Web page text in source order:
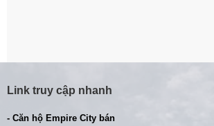
Link truy cập nhanh
- Căn hộ Empire City bán